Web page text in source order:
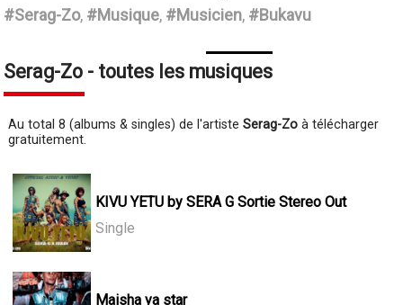
#Serag-Zo, #Musique, #Musicien, #Bukavu
Serag-Zo - toutes les musiques
Au total 8 (albums & singles) de l'artisteSerag-Zo à télécharger
gratuitement.
KIVU YETU by SERA G Sortie Stereo Out
Single
Maisha ya star